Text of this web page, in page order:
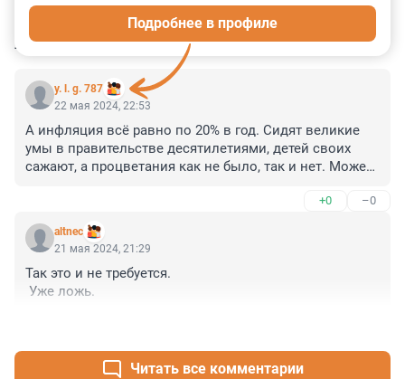
КОММЕНТАРИИ 2
y. l. g. 787
Подробнее в профиле
22 мая 2024, 22:53
А инфляция всё равно по 20% в год. Сидят великие
умы в правительстве десятилетиями, детей своих
сажают, а процветания как не было, так и нет. Может
+0 –0
altnec
21 мая 2024, 21:29
Так это и не требуется.
Уже ложь.
Читать все комментарии